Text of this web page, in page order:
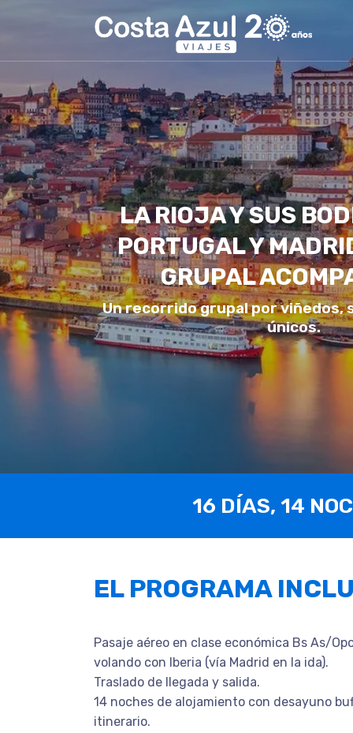
LA RIOJA Y SUS
PORTUGAL Y
GRUPAL
Un recorrido grupal por viñedos,
únicos.
16 DÍAS, 14
EL PROGRAMA
Pasaje aéreo en clase económica Bs As/
volando con Iberia (vía Madrid en la ida).
Traslado de llegada y salida.
14 noches de alojamiento con desayuno
itinerario.